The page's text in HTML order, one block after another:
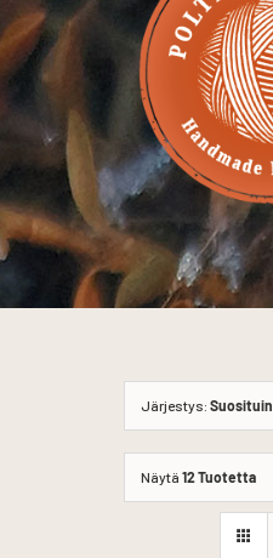
Järjestys: Suosituin
Näytä 12 Tuotetta